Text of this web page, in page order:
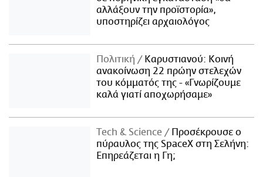
αλλάξουν την προϊστορία»,
υποστηρίζει αρχαιολόγος
Πολιτική
Καρυστιανού: Κοινή
ανακοίνωση 22 πρώην στελεχών
του κόμματός της - «Γνωρίζουμε
καλά γιατί αποχωρήσαμε»
Τech & Science
Προσέκρουσε ο
πύραυλος της SpaceX στη Σελήνη:
Επηρεάζεται η Γη;